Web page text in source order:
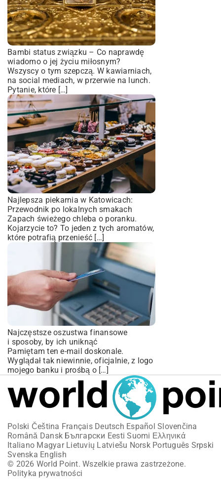
Bambi status związku – Co naprawdę
wiadomo o jej życiu miłosnym?
Wszyscy o tym szepczą. W kawiarniach,
na social mediach, w przerwie na lunch.
Pytanie, które […]
Najlepsza piekarnia w Katowicach:
Przewodnik po lokalnych smakach
Zapach świeżego chleba o poranku.
Kojarzycie to? To jeden z tych aromatów,
które potrafią przenieść […]
Najczęstsze oszustwa finansowe
i sposoby, by ich uniknąć
Pamiętam ten e-mail doskonale.
Wyglądał tak niewinnie, oficjalnie, z logo
mojego banku i prośbą o […]
Polski Čeština Français Deutsch Español Slovenčina
Română Dansk Български Eesti Suomi Ελληνικά
Italiano Magyar Lietuvių Latviešu Norsk Português Srpski
Svenska English
© 2026 World Point. Wszelkie prawa zastrzeżone.
Polityka prywatności